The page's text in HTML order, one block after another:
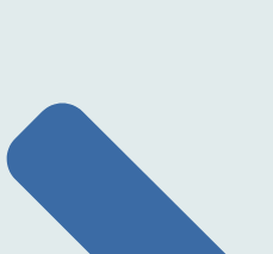
Ультразвуковое исследование
анатомическая зона )